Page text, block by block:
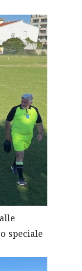
speciale